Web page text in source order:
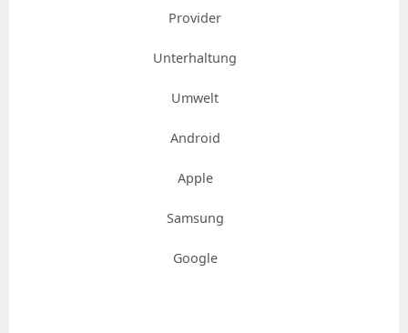
Provider
Unterhaltung
Umwelt
Android
Apple
Samsung
Google